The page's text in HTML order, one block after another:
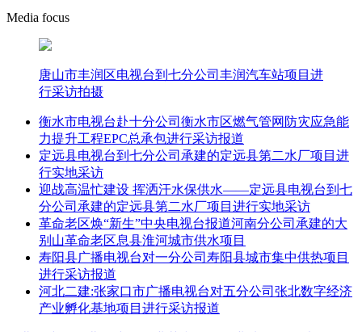
Media focus
唐山市丰润区电视台到七分公司丰润汽车站项目进
行采访拍摄
衡水市电视台赴十分公司衡水市区燃气管网防灾应急能
力提升工程EPC总承包进行采访报道
定远县电视台到七分公司承建的定远县第二水厂项目进
行实地采访
迎战高温忙建设 挥洒汗水保供水——定远县电视台到七
分公司承建的定远县第二水厂项目进行实地采访
革命老区焕“新生”中央电视台报道河南分公司承建的大
别山革命老区息县淮河城市供水项目
寿阳县广播电视台对一分公司寿阳县城市集中供热项目
进行采访报道
河北二建:张家口市广播电视台对五分公司张北数字经济
产业孵化基地项目进行采访报道